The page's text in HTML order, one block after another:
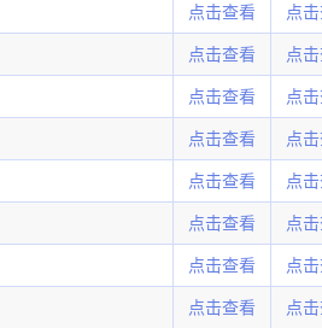
点击查看 点
点击查看 点
点击查看 点
点击查看 点
点击查看 点
点击查看 点
点击查看 点
点击查看 点